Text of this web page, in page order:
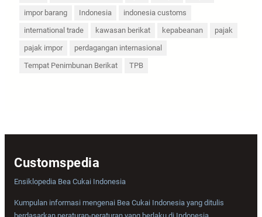
impor barang
Indonesia
indonesia customs
international trade
kawasan berikat kepabeanan
pajak
pajak impor
perdagangan internasional
Tempat Penimbunan Berikat
TPB
Customspedia
Ensiklopedia Bea Cukai Indonesia
Kumpulan informasi mengenai Bea Cukai Indonesia yang ditulis